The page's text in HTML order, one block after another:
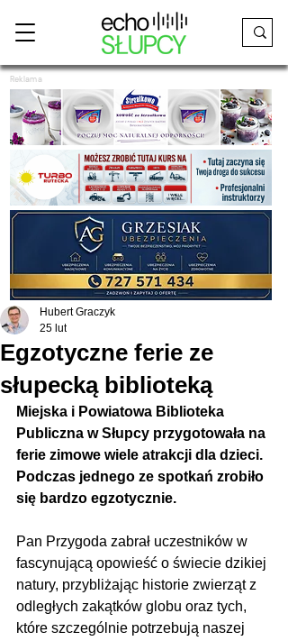
Reklama
Egzotyczne ferie ze
słupecką biblioteką
Hubert Graczyk
25 lut
Miejska i Powiatowa Biblioteka
Publiczna w Słupcy przygotowała na
ferie zimowe wiele atrakcji dla dzieci.
Podczas jednego ze spotkań zrobiło
się bardzo egzotycznie.
Pan Przygoda zabrał uczestników w
fascynującą opowieść o świecie dzikiej
natury, przybliżając historie zwierząt z
odległych zakątków globu oraz tych,
które szczególnie potrzebują naszej